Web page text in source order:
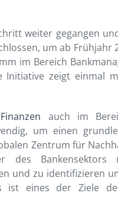
weiter gegangen
um ab Frühjahr
im Bereich
Initiative zeigt einmal
auch im
um einen
Zentrum für
des Bankensektors
und zu identifizieren
ist eines der Ziele